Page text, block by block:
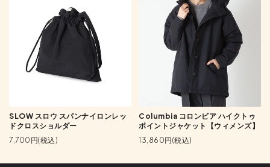
SLOW スロウ スパンナイロンレッ
ドクロスショルダー
7,700円(税込)
Columbia コロンビア ハイクトゥ
ポイントジャケット【ウィメンズ】
13,860円(税込)